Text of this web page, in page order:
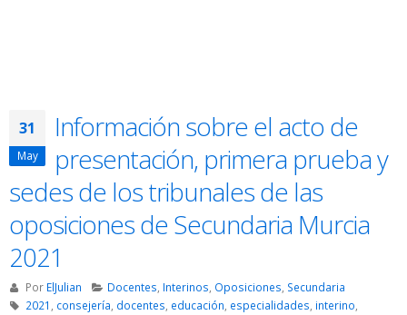
31
May
Información sobre el acto de
presentación, primera prueba y
sedes de los tribunales de las
oposiciones de Secundaria Murcia
2021
Por ElJulian Docentes Interinos Oposiciones Secundaria
2021 , consejería, docentes, educación, especialidades, interino,